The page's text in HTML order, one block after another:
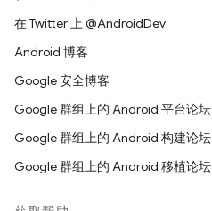
在 Twitter 上 @AndroidDev
Android 博客
Google 安全博客
Google 群组上的 Android 平台论坛
Google 群组上的 Android 构建论坛
Google 群组上的 Android 移植论坛